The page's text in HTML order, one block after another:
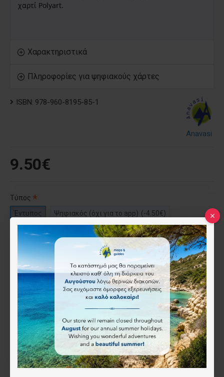
χαρτί Polyart.
Χαρακτηριστικά
Πληροφορίες για ψηφιακούς χάρτες
ISBN: 978-960-8195-85-1
Anavasi
9.50€
Τύπος
Έντυπος
Ψηφιακός (όχι για το app) (-4.50€)
Επιθυμητό
Συνδύασέ το Αγοράστηκε μαζί